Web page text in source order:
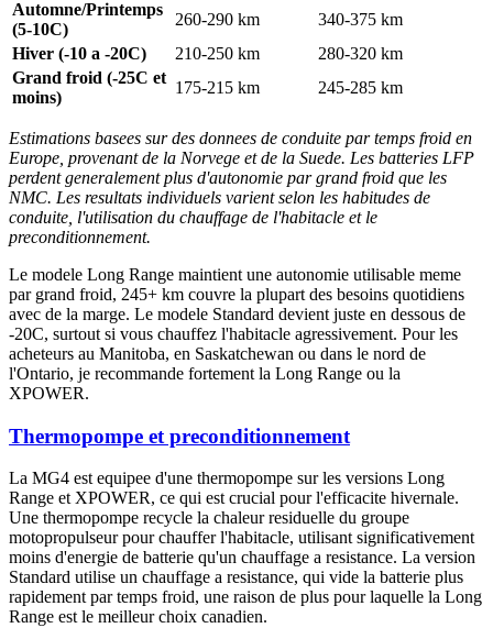
Automne/Printemps
(5-10C)
260-290 km
340-375 km
Hiver (-10 a -20C)
210-250 km
280-320 km
Grand froid (-25C et
moins)
175-215 km 245-285 km
Estimations basees sur des donnees de conduite par temps froid en
Europe, provenant de la Norvege et de la Suede. Les batteries LFP
perdent generalement plus d'autonomie par grand froid que les
NMC. Les resultats individuels varient selon les habitudes de
conduite, l'utilisation du chauffage de l'habitacle et le
preconditionnement.
Le modele Long Range maintient une autonomie utilisable meme
par grand froid, 245+ km couvre la plupart des besoins quotidiens
avec de la marge. Le modele Standard devient juste en dessous de
-20C, surtout si vous chauffez l'habitacle agressivement. Pour les
acheteurs au Manitoba, en Saskatchewan ou dans le nord de
l'Ontario, je recommande fortement la Long Range ou la
XPOWER.
Thermopompe et preconditionnement
La MG4 est equipee d'une thermopompe sur les versions Long
Range et XPOWER, ce qui est crucial pour l'efficacite hivernale.
Une thermopompe recycle la chaleur residuelle du groupe
motopropulseur pour chauffer l'habitacle, utilisant significativement
moins d'energie de batterie qu'un chauffage a resistance. La version
Standard utilise un chauffage a resistance, qui vide la batterie plus
rapidement par temps froid, une raison de plus pour laquelle la Long
Range est le meilleur choix canadien.